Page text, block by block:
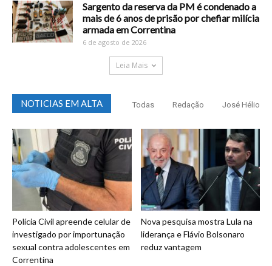
Sargento da reserva da PM é condenado a
mais de 6 anos de prisão por chefiar milícia
armada em Correntina
6 de agosto de 2026
Leia Mais
NOTICIAS EM ALTA Todas Redação José Hélio
Polícia Civil apreende celular de
investigado por importunação
sexual contra adolescentes em
Correntina
Nova pesquisa mostra Lula na
liderança e Flávio Bolsonaro
reduz vantagem